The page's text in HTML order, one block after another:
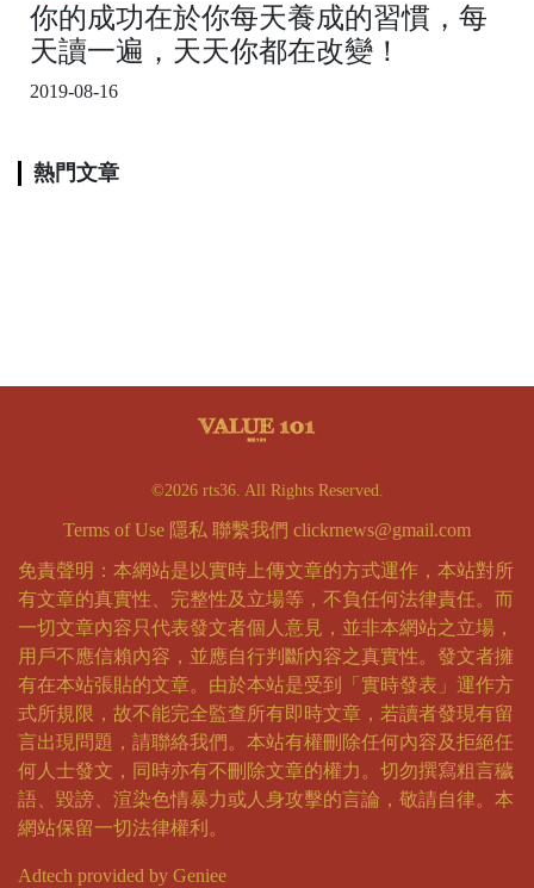
你的成功在於你每天養成的習慣，每
天讀一遍，天天你都在改變！
2019-08-16
熱門文章
©2026 rts36. All Rights Reserved.
Terms of Use 隱私 聯繫我們 clickrnews@gmail.com
免責聲明：本網站是以實時上傳文章的方式運作，本站對所
有文章的真實性、完整性及立場等，不負任何法律責任。而
一切文章內容只代表發文者個人意見，並非本網站之立場，
用戶不應信賴內容，並應自行判斷內容之真實性。發文者擁
有在本站張貼的文章。由於本站是受到「實時發表」運作方
式所規限，故不能完全監查所有即時文章，若讀者發現有留
言出現問題，請聯絡我們。本站有權刪除任何內容及拒絕任
何人士發文，同時亦有不刪除文章的權力。切勿撰寫粗言穢
語、毀謗、渲染色情暴力或人身攻擊的言論，敬請自律。本
網站保留一切法律權利。
Adtech provided by Geniee